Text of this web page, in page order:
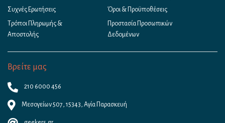
Συχνές Ερωτήσεις
Τρόποι Πληρωμής &
Αποστολής
Όροι & Προϋποθέσεις
Προστασία Προσωπικών
Δεδομένων
Βρείτε μας
210 6000 456
Μεσογείων 507, 15343, Αγία Παρασκευή